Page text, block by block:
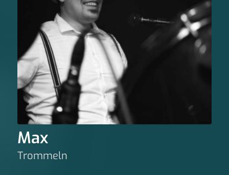
Max
Trommeln